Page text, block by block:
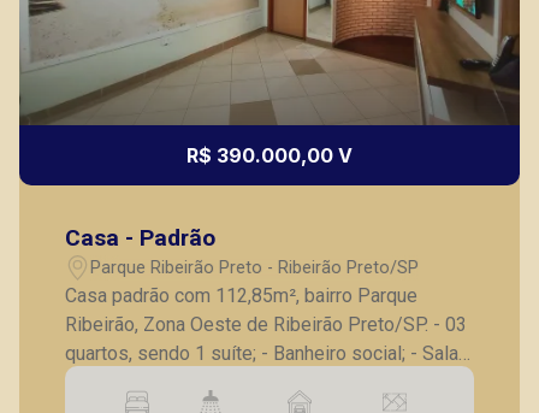
CORRETOR DE PLANTÃO
Bráulio Alvarez
CRECI 234.175 - Venda
(16) 99327-7979
Corretor(a) Online
R$ 390.000,00 V
Casa - Padrão
Parque Ribeirão Preto - Ribeirão Preto/SP
Casa padrão com 112,85m², bairro Parque
Ribeirão, Zona Oeste de Ribeirão Preto/SP. - 03
quartos, sendo 1 suíte; - Banheiro social; - Sala
para 2 ambientes; - Cozinha; - Lavanderia; -